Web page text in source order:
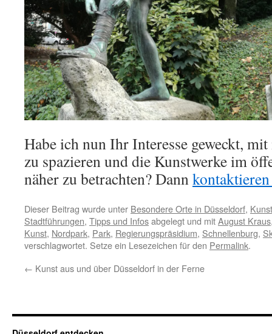
Habe ich nun Ihr Interesse geweckt,
zu spazieren und die Kunstwerke im
näher zu betrachten? Dann
Dieser Beitrag wurde unter Besondere Orte in Düsseldorf,
Stadtführungen, Tipps und Infosabgelegt und mitAugust Kraus
Kunst, Nordpark, Park, Regierungspräsidium, Schnellenburg,
verschlagwortet. Setze ein Lesezeichen für den Permalink.
← Kunst aus und über Düsseldorf in der Ferne